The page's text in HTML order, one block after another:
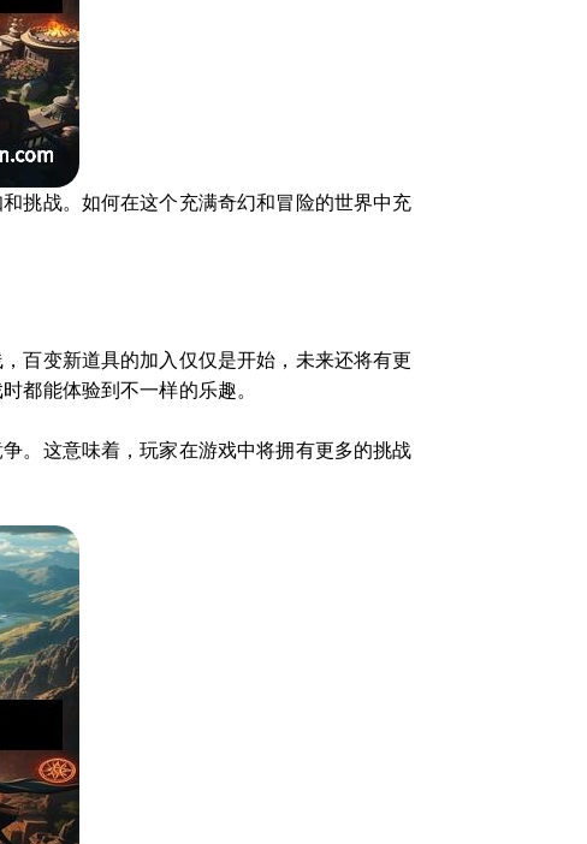
挑战。如何在这个充满奇幻和冒险的世界中充
百变新道具的加入仅仅是开始，未来还将有更
都能体验到不一样的乐趣。
。这意味着，玩家在游戏中将拥有更多的挑战